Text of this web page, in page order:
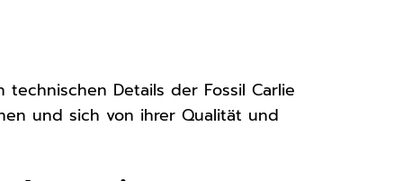
Details der Fossil Carlie
und sich von ihrer Qualität und